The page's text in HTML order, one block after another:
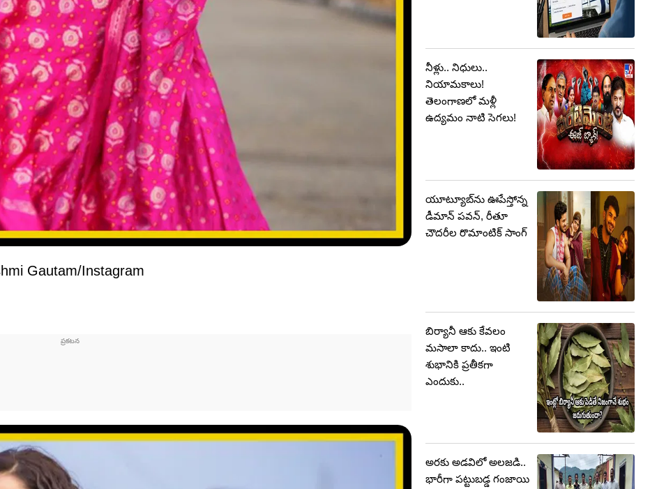
Gautam/Instagram
నీళ్లు.. నిధులు..
నియామకాలు!
తెలంగాణలో మళ్లీ
ఉద్యమం నాటి సెగలు!
యూట్యూబ్‌ను ఊపేస్తోన్న
డీమాన్ పవన్, రీతూ
చౌదరీల రొమాంటిక్ సాంగ్
బిర్యానీ ఆకు కేవలం
మసాలా కాదు.. ఇంటి
శుభానికి ప్రతీకగా
ఎందుకు..
అరకు అడవిలో అలజడి..
భారీగా పట్టుబడ్డ గంజాయి